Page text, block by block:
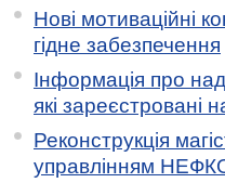
Нові мотиваційні
гідне забезпечення
Інформація про
які зареєстровані
Реконструкція
управлінням